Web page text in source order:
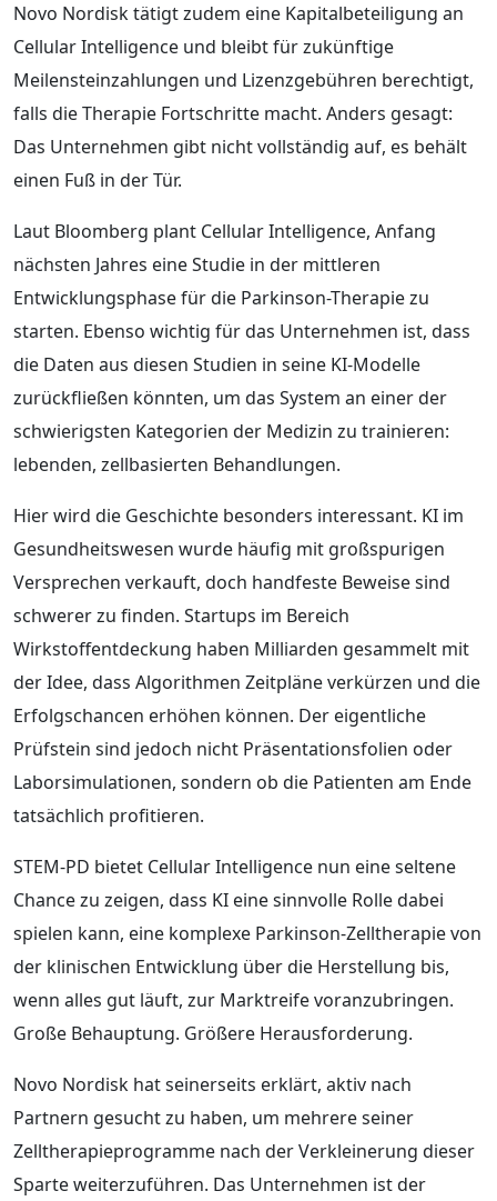
Novo Nordisk tätigt zudem eine Kapitalbeteiligung an
Cellular Intelligence und bleibt für zukünftige
Meilensteinzahlungen und Lizenzgebühren berechtigt,
falls die Therapie Fortschritte macht. Anders gesagt:
Das Unternehmen gibt nicht vollständig auf, es behält
einen Fuß in der Tür.
Laut Bloomberg plant Cellular Intelligence, Anfang
nächsten Jahres eine Studie in der mittleren
Entwicklungsphase für die Parkinson-Therapie zu
starten. Ebenso wichtig für das Unternehmen ist, dass
die Daten aus diesen Studien in seine KI-Modelle
zurückfließen könnten, um das System an einer der
schwierigsten Kategorien der Medizin zu trainieren:
lebenden, zellbasierten Behandlungen.
Hier wird die Geschichte besonders interessant. KI im
Gesundheitswesen wurde häufig mit großspurigen
Versprechen verkauft, doch handfeste Beweise sind
schwerer zu finden. Startups im Bereich
Wirkstoffentdeckung haben Milliarden gesammelt mit
der Idee, dass Algorithmen Zeitpläne verkürzen und die
Erfolgschancen erhöhen können. Der eigentliche
Prüfstein sind jedoch nicht Präsentationsfolien oder
Laborsimulationen, sondern ob die Patienten am Ende
tatsächlich profitieren.
STEM-PD bietet Cellular Intelligence nun eine seltene
Chance zu zeigen, dass KI eine sinnvolle Rolle dabei
spielen kann, eine komplexe Parkinson-Zelltherapie von
der klinischen Entwicklung über die Herstellung bis,
wenn alles gut läuft, zur Marktreife voranzubringen.
Große Behauptung. Größere Herausforderung.
Novo Nordisk hat seinerseits erklärt, aktiv nach
Partnern gesucht zu haben, um mehrere seiner
Zelltherapieprogramme nach der Verkleinerung dieser
Sparte weiterzuführen. Das Unternehmen ist der